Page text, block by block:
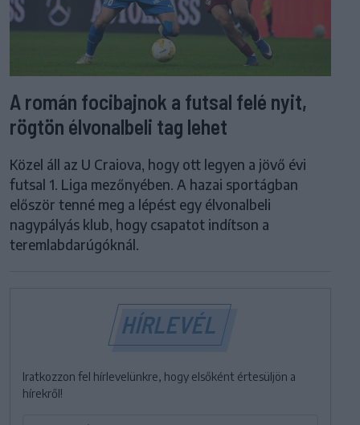
A román focibajnok a futsal felé nyit,
rögtön élvonalbeli tag lehet
Közel áll az U Craiova, hogy ott legyen a jövő évi
futsal 1. Liga mezőnyében. A hazai sportágban
először tenné meg a lépést egy élvonalbeli
nagypályás klub, hogy csapatot indítson a
teremlabdarúgóknál.
HÍRLEVÉL
Iratkozzon fel hírlevelünkre, hogy elsőként értesüljön a
hírekről!